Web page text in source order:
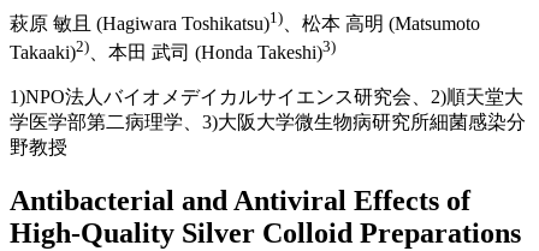
萩原 敏且 (Hagiwara Toshikatsu)1) 、松本 高明 (Matsumoto
Takaaki)2) 、本田 武司 (Honda Takeshi)3)
1)NPO法人バイオメデイカルサイエンス研究会、2)順天堂大
学医学部第二病理学、3)大阪大学微生物病研究所細菌感染分
野教授
Antibacterial and Antiviral Effects of
High-Quality Silver Colloid Preparations